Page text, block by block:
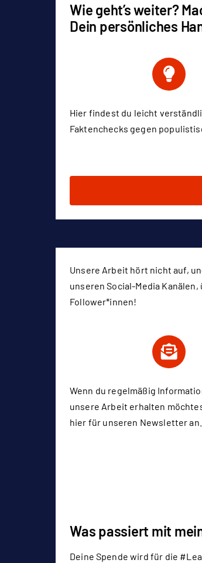
Wie geht’s weiter?
Dein persönliches
Hier findest du leicht
Faktenchecks gegen
Unsere Arbeit hört nicht auf,
unseren Social-Media
Follower*innen!
Wenn du regelmäßig
unsere Arbeit erhalten
hier für unseren Newsletter an.
Was passiert mit
Deine Spende wird für die